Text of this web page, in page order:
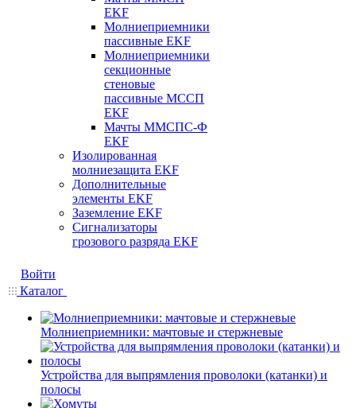
EKF
Молниеприемники
пассивные EKF
Молниеприемники
секционные
стеновые
пассивные МССП
EKF
Мачты ММСПС-Ф
EKF
Изолированная
молниезащита EKF
Дополнительные
элементы EKF
Заземление EKF
Сигнализаторы
грозового разряда EKF
Войти
Каталог
Молниеприемники: мачтовые и стержневые
Устройства для выпрямления проволоки (катанки) и
полосы